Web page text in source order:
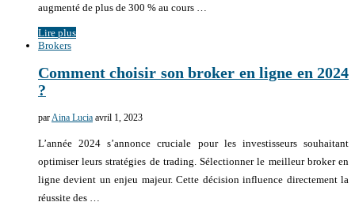
augmenté de plus de 300 % au cours …
Lire plus
Brokers
Comment choisir son broker en ligne en 2024
?
parAina Lucia avril 1, 2023
L’année 2024 s’annonce cruciale pour les investisseurs souhaitant
optimiser leurs stratégies de trading. Sélectionner le meilleur broker en
ligne devient un enjeu majeur. Cette décision influence directement la
réussite des …